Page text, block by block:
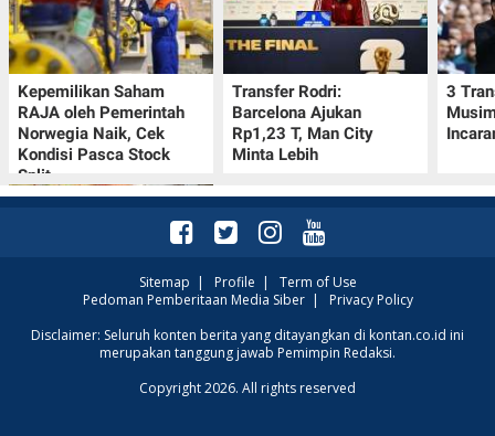
Kepemilikan Saham
RAJA oleh Pemerintah
Norwegia Naik, Cek
Kondisi Pasca Stock
Split
Transfer Rodri:
Barcelona Ajukan
Rp1,23 T, Man City
Minta Lebih
3
Promo Superindo 10–13
Agustus 2026, Minyak
Nugget Rp25.900
Sitemap | Profile | Term of Use
Pedoman Pemberitaan Media Siber| Privacy Policy
Disclaimer: Seluruh konten berita yang ditayangkan di kontan.co.id ini
merupakan tanggung jawab Pemimpin Redaksi.
Copyright 2026. All rights reserved